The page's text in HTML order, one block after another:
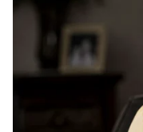
ഒരാളെ പോലും
കാണാതായ